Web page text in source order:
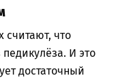
что
И это
достаточный